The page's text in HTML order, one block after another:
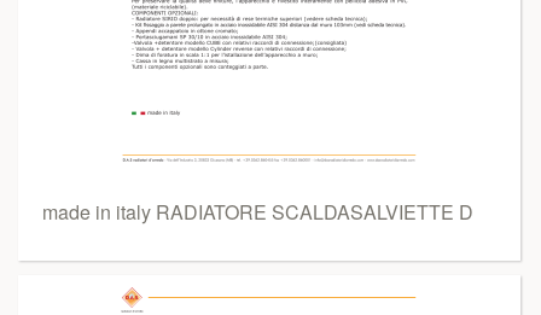
made in italy RADIATORE SCALDASALVIETTE D